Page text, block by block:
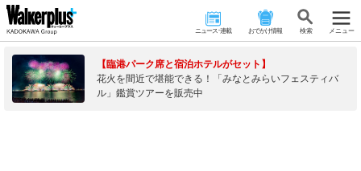
ニュース･連載 おでかけ情報 検 索 メニュー
【臨港パーク席と宿泊ホテルがセット】
花火を間近で堪能できる！「みなとみらいフェスティバ
ル」鑑賞ツアーを販売中